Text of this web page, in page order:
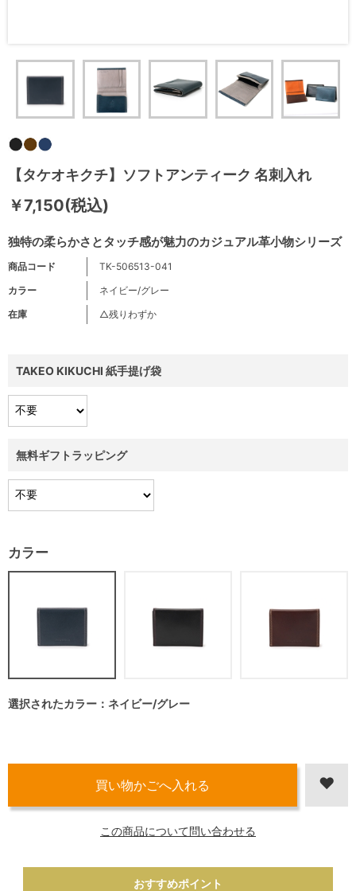
【タケオキクチ】ソフトアンティーク 名刺入れ
独特の柔らかさとタッチ感が魅力のカジュアル革小物シリーズ
￥7,150(税込)
商品コード
TK-506513-041
カラー
ネイビー/グレー
在庫
△残りわずか
TAKEO KIKUCHI 紙手提げ袋
無料ギフトラッピング
カラー
選択されたカラー：ネイビー/グレー
この商品について問い合わせる
おすすめポイント